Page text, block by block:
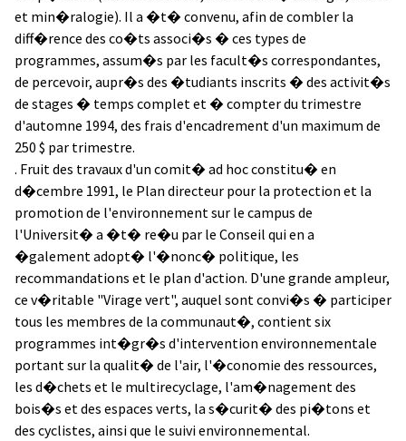
et min�ralogie). Il a �t� convenu, afin de combler la
diff�rence des co�ts associ�s � ces types de
programmes, assum�s par les facult�s correspondantes,
de percevoir, aupr�s des �tudiants inscrits � des activit�s
de stages � temps complet et � compter du trimestre
d'automne 1994, des frais d'encadrement d'un maximum de
250 $ par trimestre.
. Fruit des travaux d'un comit� ad hoc constitu� en
d�cembre 1991, le Plan directeur pour la protection et la
promotion de l'environnement sur le campus de
l'Universit� a �t� re�u par le Conseil qui en a
�galement adopt� l'�nonc� politique, les
recommandations et le plan d'action. D'une grande ampleur,
ce v�ritable "Virage vert", auquel sont convi�s � participer
tous les membres de la communaut�, contient six
programmes int�gr�s d'intervention environnementale
portant sur la qualit� de l'air, l'�conomie des ressources,
les d�chets et le multirecyclage, l'am�nagement des
bois�s et des espaces verts, la s�curit� des pi�tons et
des cyclistes, ainsi que le suivi environnemental.